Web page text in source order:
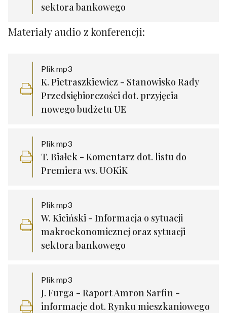
sektora bankowego
Materiały audio z konferencji:
Plik mp3
K. Pietraszkiewicz - Stanowisko Rady
Przedsiębiorczości dot. przyjęcia
nowego budżetu UE
Plik mp3
T. Białek - Komentarz dot. listu do
Premiera ws. UOKiK
Plik mp3
W. Kiciński - Informacja o sytuacji
makroekonomicznej oraz sytuacji
sektora bankowego
Plik mp3
J. Furga - Raport Amron Sarfin -
informacje dot. Rynku mieszkaniowego